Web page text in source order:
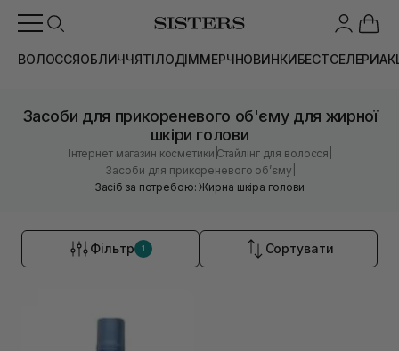
ВОЛОССЯОБЛИЧЧЯТІЛОДІММЕРЧНОВИНКИБЕСТСЕЛЕРИ
Засоби для прикореневого об'єму для жирної
шкіри голови
Інтернет магазин косметики |Стайлінг для волосся
Засоби для прикореневого обʼєму
Засіб за потребою: Жирна шкіра голови
Фільтр 1 Сортувати